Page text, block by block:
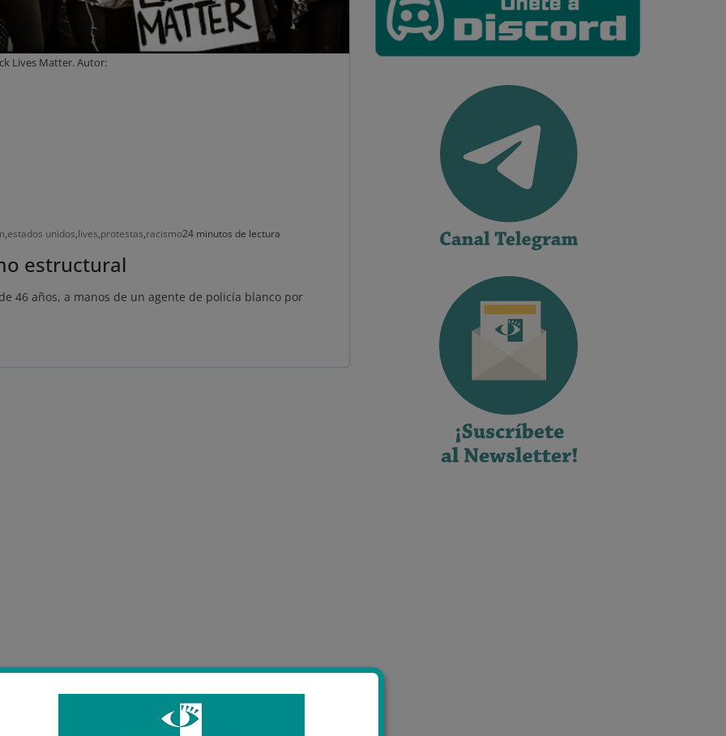
Lives Matter. Autor:
,estados unidos,lives,protestas,racismo24 minutos de lectura
estructural
46 años, a manos de un agente de policía blanco por